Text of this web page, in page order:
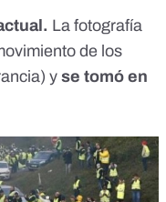
La fotografía
de los
y se tomó en